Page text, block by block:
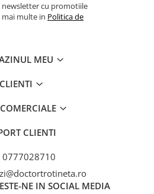
newsletter cu promotiile
mai multe in Politica de
MEU
CLIENTI
CLIENTI
0777028710
NE IN SOCIAL MEDIA